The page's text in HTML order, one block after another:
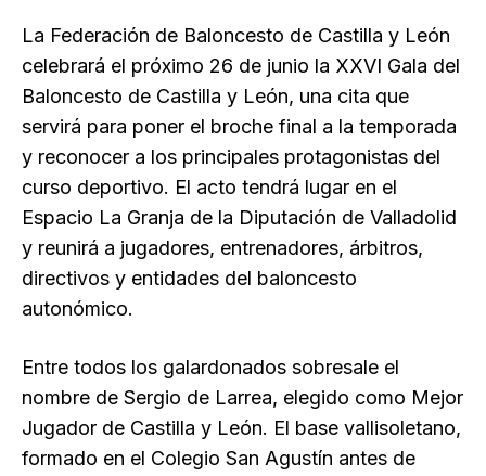
La Federación de Baloncesto de Castilla y León
celebrará el próximo 26 de junio la XXVI Gala del
Baloncesto de Castilla y León, una cita que
servirá para poner el broche final a la temporada
y reconocer a los principales protagonistas del
curso deportivo. El acto tendrá lugar en el
Espacio La Granja de la Diputación de Valladolid
y reunirá a jugadores, entrenadores, árbitros,
directivos y entidades del baloncesto
autonómico.
Entre todos los galardonados sobresale el
nombre de Sergio de Larrea, elegido como Mejor
Jugador de Castilla y León. El base vallisoletano,
formado en el Colegio San Agustín antes de